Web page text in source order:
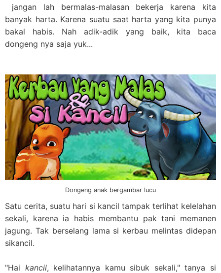
jangan lah bermalas-malasan bekerja karena kita
banyak harta. Karena suatu saat harta yang kita punya
bakal habis. Nah adik-adik yang baik, kita baca
dongeng nya saja yuk...
Dongeng anak bergambar lucu
Satu cerita, suatu hari si kancil tampak terlihat kelelahan
sekali, karena ia habis membantu pak tani memanen
jagung. Tak berselang lama si kerbau melintas didepan
sikancil.
"Hai kancil, kelihatannya kamu sibuk sekali," tanya si